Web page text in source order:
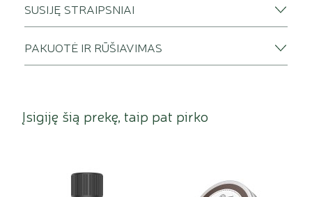
SUSIJĘ STRAIPSNIAI
PAKUOTĖ IR RŪŠIAVIMAS
Įsigiję šią prekę, taip pat pirko